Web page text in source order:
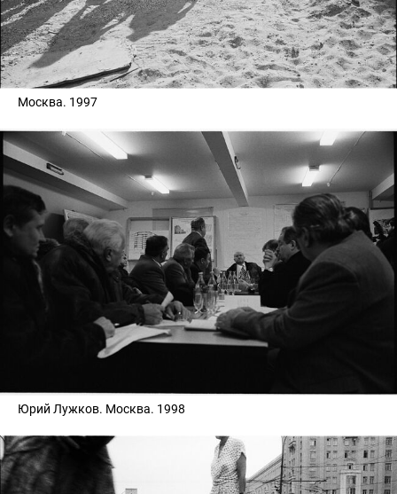
Москва. 1997
Юрий Лужков. Москва. 1998